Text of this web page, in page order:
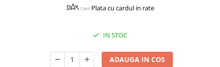
Dezinfectanti suprafete
Plata cu cardul in rate
IN STOC
ADAUGA IN COS